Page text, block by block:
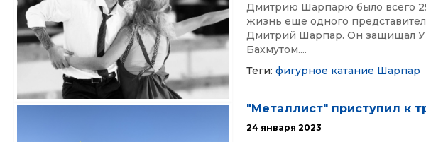
Дмитрию Шарпарю было всего
жизнь еще одного
Дмитрий Шарпар. Он защищал
Бахмутом....
Теги:фигурное катание Шарпар
"Металлист" приступил к
24 января 2023